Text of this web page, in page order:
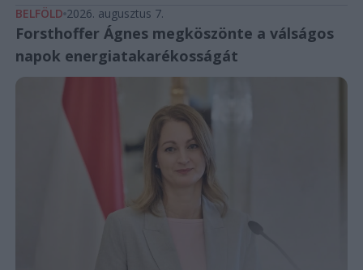
BELFÖLD 2026. augusztus 7.
Forsthoffer Ágnes megköszönte a válságos
napok energiatakarékosságát